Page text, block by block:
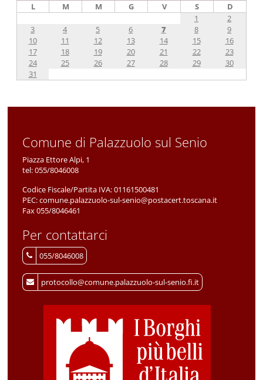
L M M G V S
D
1
2
3
4 5 6 7 8
9
10
11 12 13 14 15
16
17
18 19 20 21 22
23
24
25 26 27 28 29
30
31
Comune di Palazzuolo sul Senio
Piazza Ettore Alpi, 1
tel:055/8046008
Codice Fiscale/Partita IVA:01161500481
PEC:comune.palazzuolo-sul-senio@postacert.toscana.it
Fax 055/8046461
Per contattarci
055/8046008
protocollo@comune.palazzuolo-sul-senio.fi.it